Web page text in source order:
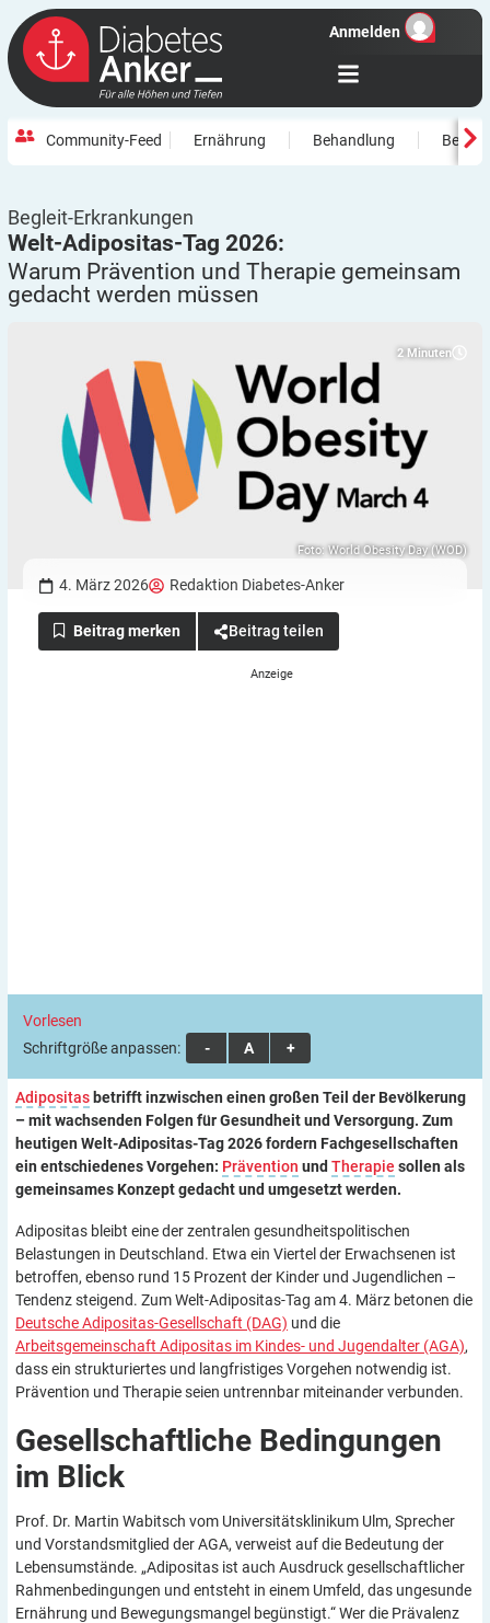
Anmelden
Community-Feed Ernährung Behandlung
Begleit-Erkrankungen
Welt-Adipositas-Tag 2026:
Warum Prävention und Therapie gemeinsam
gedacht werden müssen
2 Minuten
Foto: World Obesity Day (WOD)
4. März 2026 Redaktion Diabetes-Anker
Beitrag teilen
Vorlesen
Schriftgröße anpassen:
A A A
Adipositas betrifft inzwischen einen großen Teil der Bevölkerung
– mit wachsenden Folgen für Gesundheit und Versorgung. Zum
heutigen Welt-Adipositas-Tag 2026 fordern Fachgesellschaften
ein entschiedenes Vorgehen: Prävention und Therapie sollen als
gemeinsames Konzept gedacht und umgesetzt werden.
Adipositas bleibt eine der zentralen gesundheitspolitischen
Belastungen in Deutschland. Etwa ein Viertel der Erwachsenen ist
betroffen, ebenso rund 15 Prozent der Kinder und Jugendlichen –
Tendenz steigend. Zum Welt-Adipositas-Tag am 4. März betonen die
Deutsche Adipositas-Gesellschaft (DAG) und die
Arbeitsgemeinschaft Adipositas im Kindes- und Jugendalter (AGA),
dass ein strukturiertes und langfristiges Vorgehen notwendig ist.
Prävention und Therapie seien untrennbar miteinander verbunden.
Gesellschaftliche Bedingungen
im Blick
Prof. Dr. Martin Wabitsch vom Universitätsklinikum Ulm, Sprecher
und Vorstandsmitglied der AGA, verweist auf die Bedeutung der
Lebensumstände. „Adipositas ist auch Ausdruck gesellschaftlicher
Rahmenbedingungen und entsteht in einem Umfeld, das ungesunde
Ernährung und Bewegungsmangel begünstigt.“ Wer die Prävalenz